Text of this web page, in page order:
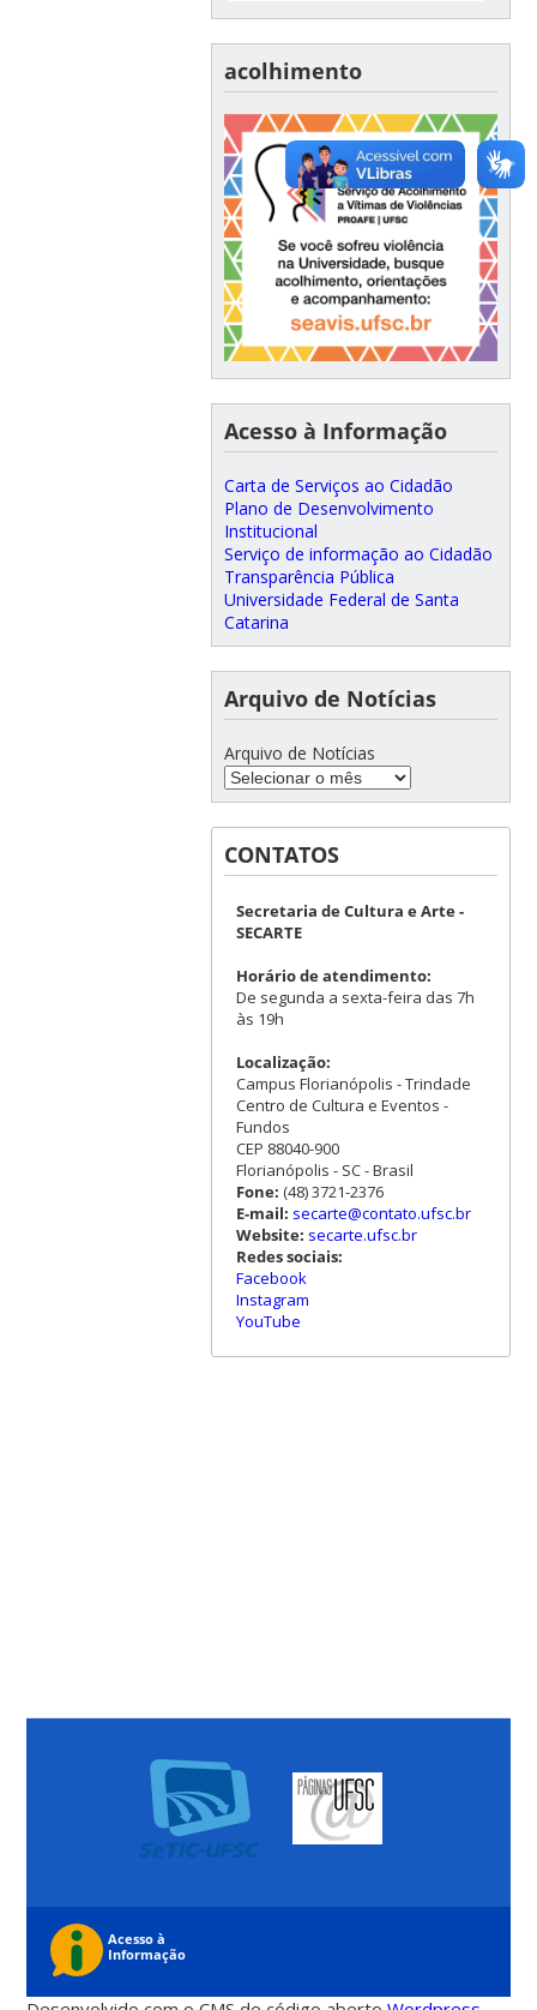
acolhimento
Acesso à Informação
Carta de Serviços ao Cidadão
Plano de Desenvolvimento
Institucional
Serviço de informação ao Cidadão
Transparência Pública
Universidade Federal de Santa
Catarina
Arquivo de Notícias
Arquivo de Notícias
CONTATOS
Secretaria de Cultura e Arte -
SECARTE
Horário de atendimento:
De segunda a sexta-feira das 7h
às 19h
Localização:
Campus Florianópolis - Trindade
Centro de Cultura e Eventos -
Fundos
CEP 88040-900
Florianópolis - SC - Brasil
Fone: (48) 3721-2376
E-mail: secarte@contato.ufsc.br
Website: secarte.ufsc.br
Redes sociais:
Facebook
Instagram
YouTube